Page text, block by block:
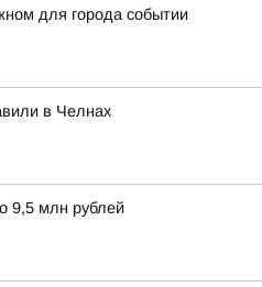
для города событии
в Челнах
9,5 млн рублей